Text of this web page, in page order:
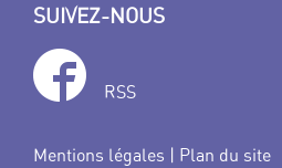
SUIVEZ-NOUS
RSS
Mentions légales | Plan du site